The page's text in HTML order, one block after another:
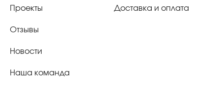
Проекты
Отзывы
Новости
Наша команда
Доставка и оплата